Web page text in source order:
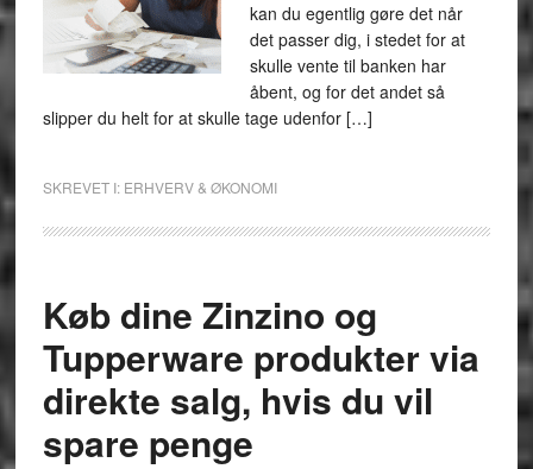
kan du egentlig gøre det når
det passer dig, i stedet for at
skulle vente til banken har
åbent, og for det andet så
slipper du helt for at skulle tage udenfor […]
SKREVET I: ERHVERV & ØKONOMI
Køb dine Zinzino og
Tupperware produkter via
direkte salg, hvis du vil
spare penge